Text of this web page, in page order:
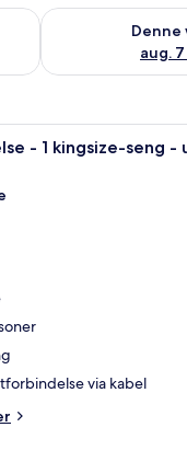
7 - aug. 8
Denne
aug.
Tjek
Senge med
- 1 kingsize-seng -
via kabel